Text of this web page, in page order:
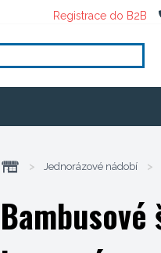
Registrace do B2B
> Jednorázové nádobí >